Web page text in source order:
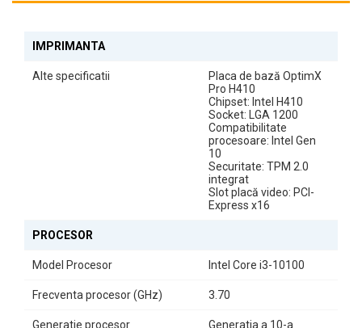
Design Compact Small Form Factor (SFF)
oferind un aspect modern, curat și ușor de integrat în orice mediu
Performanță Fiabilă cu Intel Core i3-10100
Procesorul Intel Core i3-10100 oferă performanță stabilă pentru
aplicații office, documente, email, browsing și sarcini zilnice de
Cei 16GB RAM DDR4 asigură rularea fluentă a mai multor aplicații
zilnică.
IMPRIMANTA
Alte specificatii
Placa de bază OptimX
Pro H410
Chipset: Intel H410
Socket: LGA 1200
Compatibilitate
procesoare: Intel Gen
10
Securitate: TPM 2.0
integrat
Slot placă video: PCI-
Express x16
PROCESOR
Model Procesor Intel Core i3-10100
Frecventa procesor (GHz) 3.70
Generatie procesor Generatia a 10-a